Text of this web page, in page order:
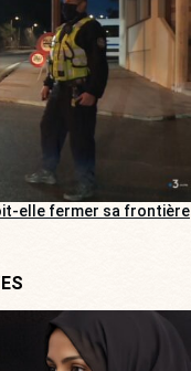
elle fermer sa frontière